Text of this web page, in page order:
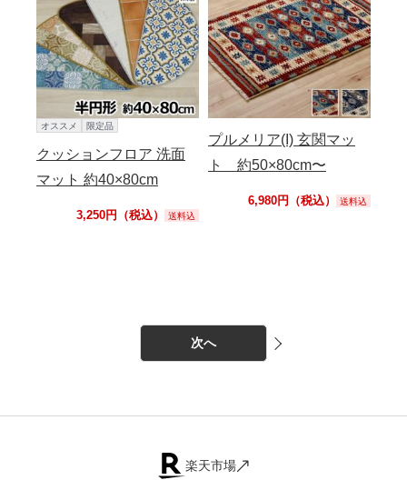
オススメ 限定品
クッションフロア 洗面
マット 約40×80cm
3,250円（税込） 送料込
プルメリア(I) 玄関マッ
ト 約50×80cm〜
6,980円（税込） 送料込
次へ
楽天市場